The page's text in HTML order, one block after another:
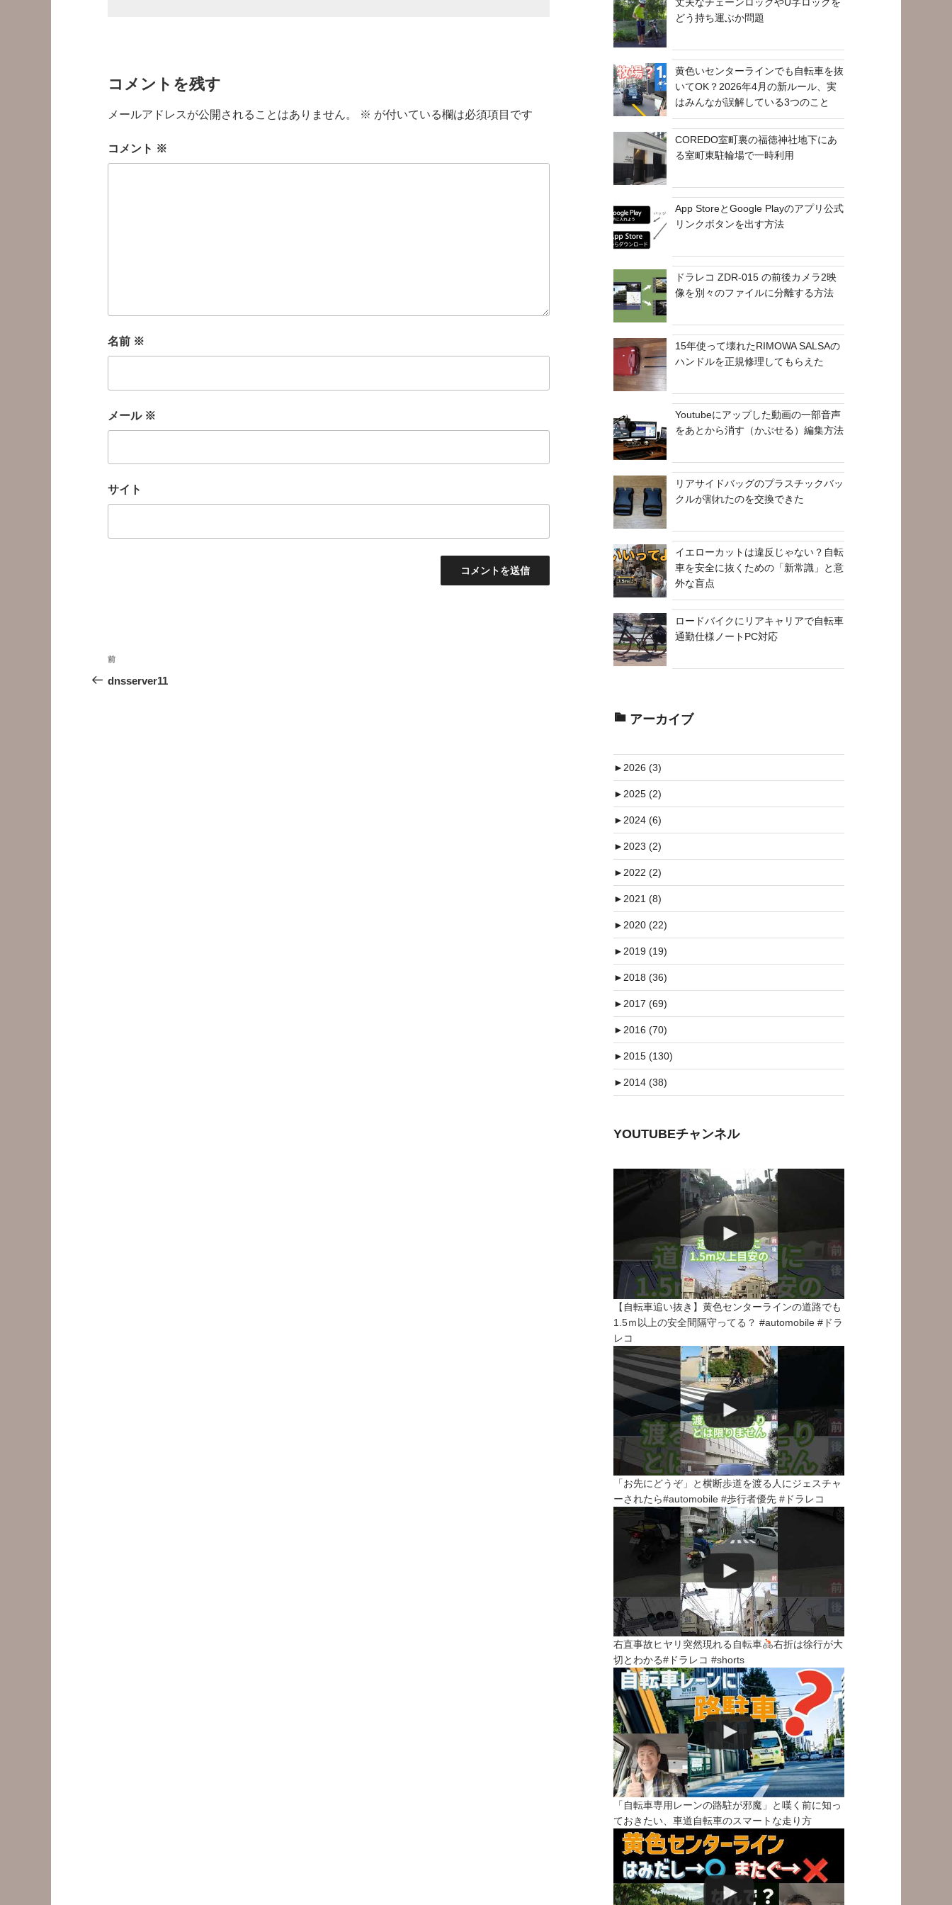
コメントを残す
メールアドレスが公開されることはありません。 ※ が付いている欄は必須項目です
コメント ※
名前 ※
メール ※
サイト
投
稿
前
の
前
dnsserver11
どう持ち運ぶか問題
黄色いセンターラインでも自転車を抜
いてOK？2026年4月の新ルール、実
はみんなが誤解している3つのこと
COREDO室町裏の福徳神社地下にあ
る室町東駐輪場で一時利用
App StoreとGoogle Playのアプリ公式
リンクボタンを出す方法
ドラレコ ZDR-015 の前後カメラ2映
像を別々のファイルに分離する方法
15年使って壊れたRIMOWA SALSAの
ハンドルを正規修理してもらえた
Youtubeにアップした動画の一部音声
をあとから消す（かぶせる）編集方法
リアサイドバッグのプラスチックバッ
クルが割れたのを交換できた
イエローカットは違反じゃない？自転
車を安全に抜くための「新常識」と意
外な盲点
ロードバイクにリアキャリアで自転車
通勤仕様ノートPC対応
アーカイブ
►2026 (3)
►2025 (2)
►2024 (6)
►2023 (2)
►2022 (2)
►2021 (8)
►2020 (22)
►2019 (19)
►2018 (36)
►2017 (69)
►2016 (70)
►2015 (130)
►2014 (38)
YOUTUBEチャンネル
【自転車追い抜き】黄色センターラインの道路でも
1.5ｍ以上の安全間隔守ってる？ #automobile #ドラ
レコ
「お先にどうぞ」と横断歩道を渡る人にジェスチャ
ーされたら#automobile #歩行者優先 #ドラレコ
右直事故ヒヤリ突然現れる自転車
右折は徐行が大
切とわかる#ドラレコ #shorts
「自転車専用レーンの路駐が邪魔」と嘆く前に知っ
ておきたい、車道自転車のスマートな走り方